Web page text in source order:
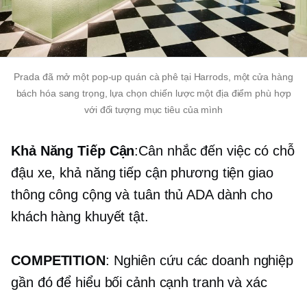
Prada đã mở một pop-up quán cà phê tại Harrods, một cửa hàng
bách hóa sang trọng, lựa chọn chiến lược một địa điểm phù hợp
với đối tượng mục tiêu của mình
Khả Năng Tiếp Cận:Cân nhắc đến việc có chỗ
đậu xe, khả năng tiếp cận phương tiện giao
thông công cộng và tuân thủ ADA dành cho
khách hàng khuyết tật.
COMPETITION: Nghiên cứu các doanh nghiệp
gần đó để hiểu bối cảnh cạnh tranh và xác